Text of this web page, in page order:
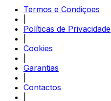
Termos e Condiçoes
Políticas de Privacidade
Cookies
Garantias
Contactos